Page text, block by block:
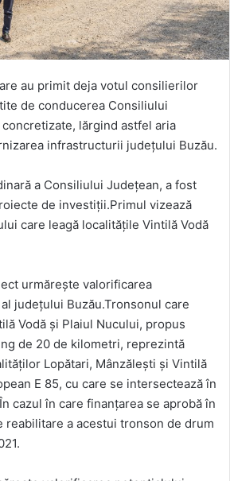
au primit deja votul consilierilor
de conducerea Consiliului
lărgind astfel aria
infrastructurii județului Buzău.
a Consiliului Județean, a fost
de investiții.Primul vizează
care leagă localităţile Vintilă Vodă
urmăreşte valorificarea
judeţului Buzău.Tronsonul care
Vodă şi Plaiul Nucului, propus
de 20 de kilometri, reprezintă
Lopătari, Mânzăleşti şi Vintilă
E 85, cu care se intersectează în
cazul în care finanţarea se aprobă în
reabilitare a acestui tronson de drum